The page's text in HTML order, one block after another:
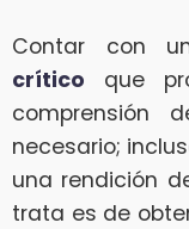
Contar con
crítico que
comprensión
necesario;
una rendición
trata es de